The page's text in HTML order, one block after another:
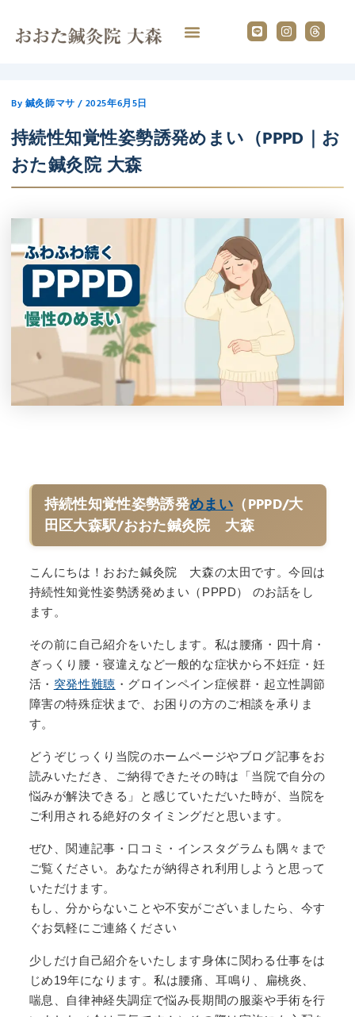
L
i
n
I
n
s
T
h
r
By 鍼灸師マサ/ 2025年6月5日
持続性知覚性姿勢誘発めまい（PPPD｜お
おた鍼灸院 大森
持続性知覚性姿勢誘発めまい（PPPD/大
田区大森駅/おおた鍼灸院 大森
こんにちは！おおた鍼灸院 大森の太田です。今回は
持続性知覚性姿勢誘発めまい（PPPD） のお話をし
ます。
その前に自己紹介をいたします。私は腰痛・四十肩・
ぎっくり腰・寝違えなど一般的な症状から不妊症・妊
活・ 突発性難聴 ・グロインペイン症候群・起立性調節
障害の特殊症状まで、お困りの方のご相談を承りま
す。
どうぞじっくり当院のホームページやブログ記事をお
読みいただき、ご納得できたその時は「当院で自分の
悩みが解決できる」と感じていただいた時が、当院を
ご利用される絶好のタイミングだと思います。
ぜひ、関連記事・口コミ・インスタグラムも隅々まで
ご覧ください。あなたが納得され利用しようと思って
いただけます。
もし、分からないことや不安がございましたら、今す
ぐお気軽にご連絡ください
少しだけ自己紹介をいたします身体に関わる仕事をは
じめ19年になります。私は腰痛、耳鳴り、扁桃炎、
喘息、自律神経失調症で悩み長期間の服薬や手術を行